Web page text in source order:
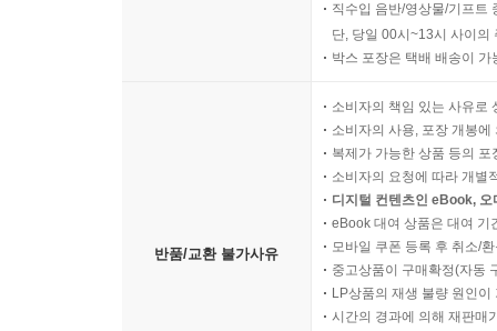
직수입 음반/영상물/기프트
단, 당일 00시~13시 사이의
박스 포장은 택배 배송이
반품/교환 불가사유
소비자의 책임 있는 사유로
소비자의 사용, 포장 개봉
복제가 가능한 상품 등의
소비자의 요청에 따라 개별
디지털 컨텐츠인 eBook,
eBook 대여 상품은 대여 기
모바일 쿠폰 등록 후 취소/
중고상품이 구매확정(자동
LP상품의 재생 불량 원인
시간의 경과에 의해 재판매